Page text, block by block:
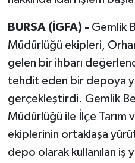
BURSA (İGFA) - Gemlik
Müdürlüğü ekipleri,
gelen bir ihbarı
tehdit eden bir depoya
gerçekleştirdi. Gemlik
Müdürlüğü ile İlçe Tarım
ekiplerinin ortaklaşa
depo olarak kullanılan iş